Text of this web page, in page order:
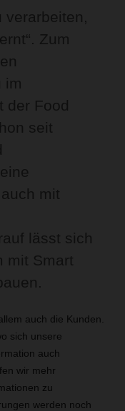
verarbeiten,
Zum
im
der Food
seit
mit
lässt sich
mit Smart
auch die Kunden.
sich unsere
auch
wir mehr
zu
werden noch